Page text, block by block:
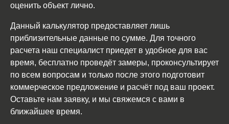
оценить объект лично.
Данный калькулятор предоставляет лишь
приблизительные данные по сумме. Для точного
расчета наш специалист приедет в удобное для вас
время, бесплатно проведёт замеры, проконсультирует
по всем вопросам и только после этого подготовит
коммерческое предложение и расчёт под ваш проект.
Оставьте нам заявку, и мы свяжемся с вами в
ближайшее время.